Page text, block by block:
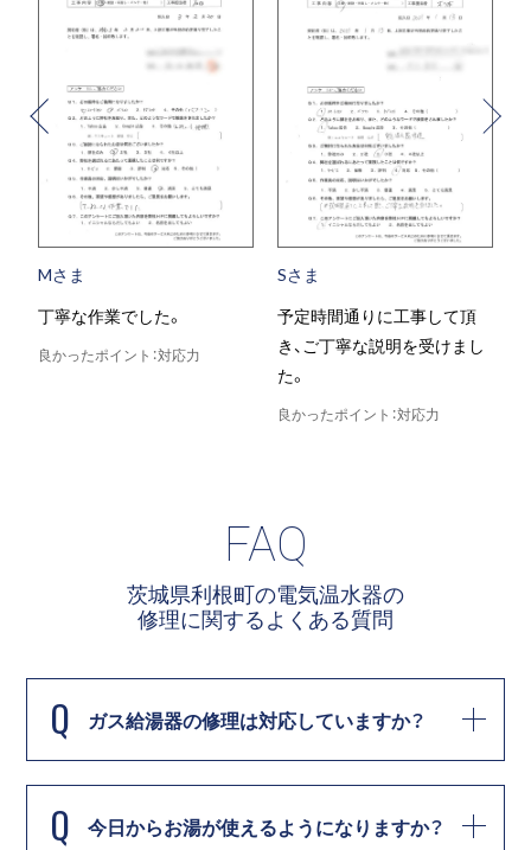
Mさま
丁寧な作業でした。
良かったポイント：対応力
Sさま
予定時間通りに工事して頂
き、ご丁寧な説明を受けまし
た。
良かったポイント：対応力
FAQ
茨城県利根町の電気温水器の
修理に関するよくある質問
Q ガス給湯器の修理は対応していますか？
Q 今日からお湯が使えるようになりますか？